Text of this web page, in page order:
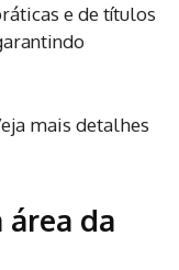
e de títulos
mais detalhes
área da